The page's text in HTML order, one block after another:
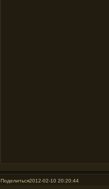
Поделиться2012-02-10 20:20:44